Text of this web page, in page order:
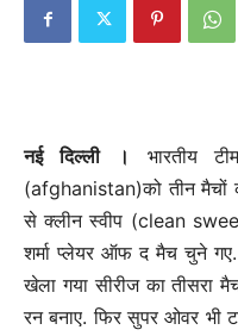
नई दिल्‍ली ।
भारतीय
(afghanistan)को तीन
से क्लीन स्वीप (clean
शर्मा प्लेयर ऑफ द मैच चुने गए.
खेला गया सीरीज का तीसरा
रन बनाए. फिर सुपर ओवर भी